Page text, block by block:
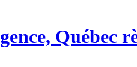
Québec